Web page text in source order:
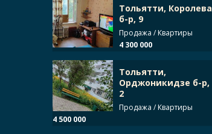
Тольятти, Королева
б-р, 9
Продажа / Квартиры
4 300 000
Тольятти,
Орджоникидзе б-р,
2
Продажа / Квартиры
4 500 000